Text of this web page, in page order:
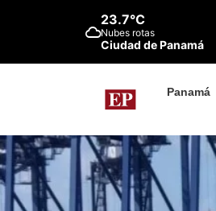
23.7°C
Nubes rotas
Ciudad de Panamá
Panamá